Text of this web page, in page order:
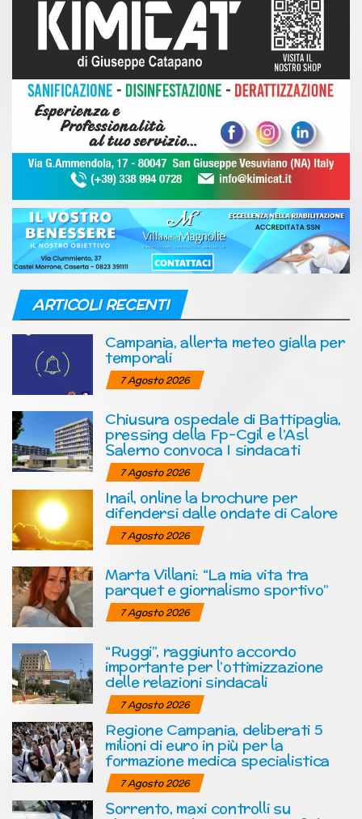
ARTICOLI RECENTI
Campania, allerta meteo gialla per
temporali
7 Agosto 2026
Chiusura ospedale di Battipaglia,
pressing della Fp-Cgil e l’Asl
Salerno convoca I sindacati
7 Agosto 2026
Inail, online la brochure per
difendersi dalle ondate di Calore
7 Agosto 2026
Marta Villani: “La mia vita tra
parquet e giornalismo sportivo”
7 Agosto 2026
“Ruggi”, raggiunto accordo
importante per l’ottimizzazione
delle relazioni sindacali
7 Agosto 2026
Regione Campania, deliberati 5
milioni di euro in più per la
formazione medica specialistica
7 Agosto 2026
Sorrento, maxi controlli su